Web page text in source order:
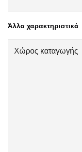
Άλλα χαρακτηριστικά
Χώρος καταγωγής